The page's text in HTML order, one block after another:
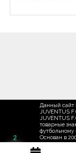
Данный сайт
JUVENTUS
JUVENTUS
товарные
Основан в
2